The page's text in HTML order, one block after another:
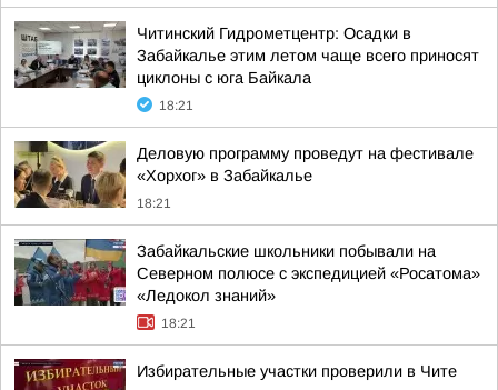
Читинский Гидрометцентр: Осадки в
Забайкалье этим летом чаще всего приносят
циклоны с юга Байкала
18:21
Деловую программу проведут на фестивале
«Хорхог» в Забайкалье
18:21
Забайкальские школьники побывали на
Северном полюсе с экспедицией «Росатома»
«Ледокол знаний»
18:21
Избирательные участки проверили в Чите